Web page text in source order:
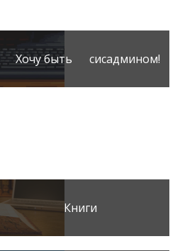
Хочу быть сисадмином!
Книги